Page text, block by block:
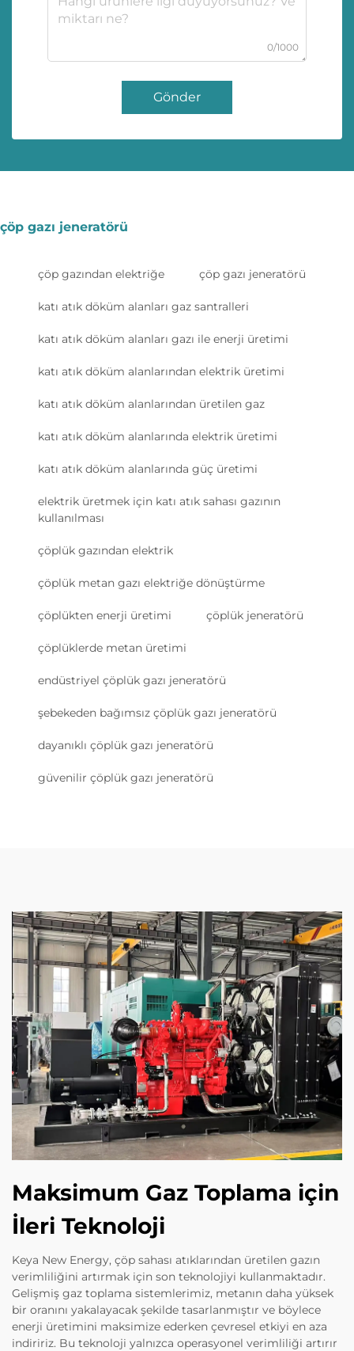
0/1000
Gönder
çöp gazı jeneratörü
çöp gazından elektriğe çöp gazı jeneratörü
katı atık döküm alanları gaz santralleri
katı atık döküm alanları gazı ile enerji üretimi
katı atık döküm alanlarından elektrik üretimi
katı atık döküm alanlarından üretilen gaz
katı atık döküm alanlarında elektrik üretimi
katı atık döküm alanlarında güç üretimi
elektrik üretmek için katı atık sahası gazının
kullanılması
çöplük gazından elektrik
çöplük metan gazı elektriğe dönüştürme
çöplükten enerji üretimi çöplük jeneratörü
çöplüklerde metan üretimi
endüstriyel çöplük gazı jeneratörü
şebekeden bağımsız çöplük gazı jeneratörü
dayanıklı çöplük gazı jeneratörü
güvenilir çöplük gazı jeneratörü
Maksimum Gaz Toplama için
İleri Teknoloji
Keya New Energy, çöp sahası atıklarından üretilen gazın
verimliliğini artırmak için son teknolojiyi kullanmaktadır.
Gelişmiş gaz toplama sistemlerimiz, metanın daha yüksek
bir oranını yakalayacak şekilde tasarlanmıştır ve böylece
enerji üretimini maksimize ederken çevresel etkiyi en aza
indiririz. Bu teknoloji yalnızca operasyonel verimliliği artırır